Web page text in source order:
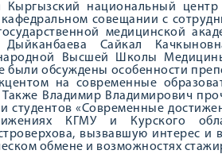
Кыргызский национальный
совещании с
медицинской
Сайкал
Высшей Школы
были обсуждены особенности
на современные
Владимир Владимирович
студентов «Современные
КГМУ и Курского
вызвавшую интерес и
обмене и возможностях